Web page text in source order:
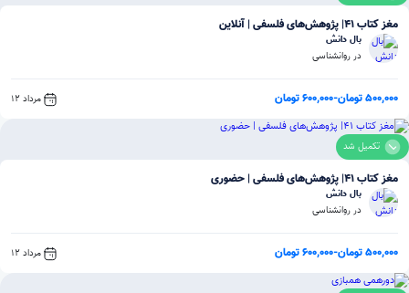
مغز کتاب 41| پژوهش‌های فلسفی | آنلاین
بال دانش
در روانشناسی
500,000 تومان -600,000 تومان مرداد 12
تکمیل شد
مغز کتاب 41| پژوهش‌های فلسفی | حضوری
بال دانش
در روانشناسی
500,000 تومان -600,000 تومان مرداد 12